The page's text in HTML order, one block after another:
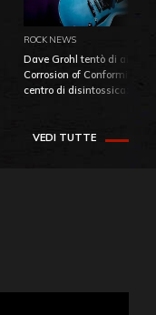
ROCK NEWS
Dave Grohl tentò di
Corrosion of Conformity
centro di
VEDI TUTTE